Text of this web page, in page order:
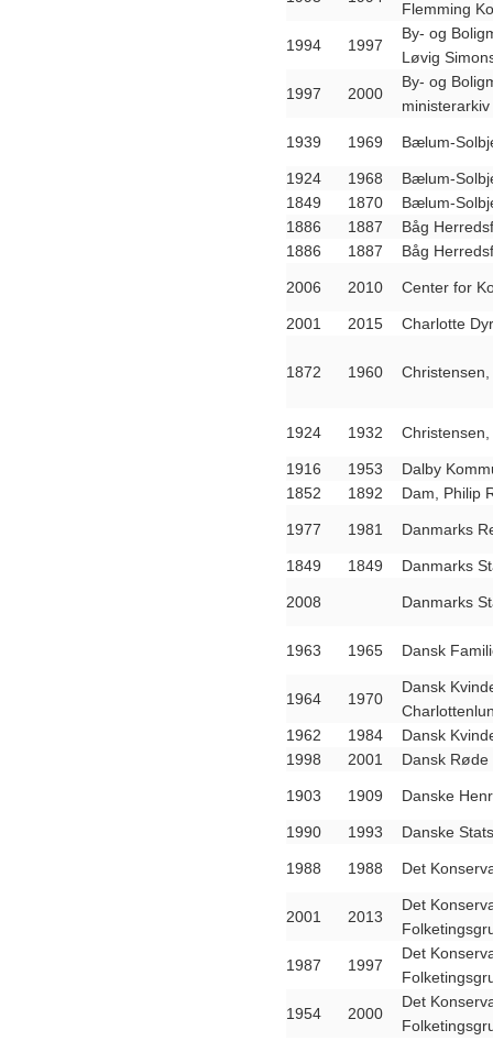
Flemming
1994 1997
By- og
Løvig
1997 2000
By- og
ministerarkiv
1939 1969 Bælum-
1924 1968
Bælum-
1849
1870
Bælum-
1886
1887
Båg
1886
1887 Båg
2006 2010 Center for
2001 2015 Charlotte
1872 1960
1924 1932
1916 1953
Dalby
1852
1892 Dam, Philip
1977 1981 Danmarks
1849 1849 Danmarks
2008 Danmarks
1963 1965 Dansk
1964 1970
Dansk
1962
1984
Dansk
1998
2001 Dansk Røde
1903 1909 Danske
1990 1993 Danske
1988 1988 Det
2001 2013
Det
1987 1997
Det
1954 2000
Det